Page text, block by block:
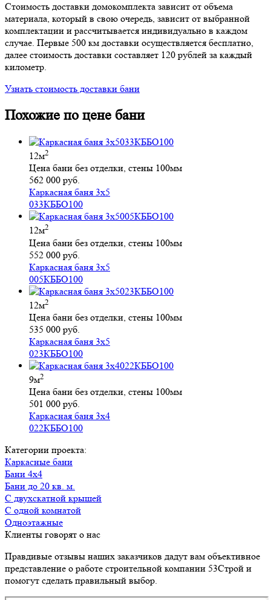
Стоимость доставки домокомплекта зависит от объема
материала, который в свою очередь, зависит от выбранной
комплектации и рассчитывается индивидуально в каждом
случае. Первые 500 км доставки осуществляется бесплатно,
далее стоимость доставки составляет 120 рублей за каждый
километр.
Узнать стоимость доставки бани
Похожие по цене бани
12м2
Цена бани без отделки, стены 100мм
562 000 руб.
Каркасная баня 3х5
033КББО100
12м2
Цена бани без отделки, стены 100мм
552 000 руб.
Каркасная баня 3х5
005КББО100
12м2
Цена бани без отделки, стены 100мм
535 000 руб.
Каркасная баня 3х5
023КББО100
9м2
Цена бани без отделки, стены 100мм
501 000 руб.
Каркасная баня 3х4
022КББО100
Категории проекта:
Каркасные бани
Бани 4х4
Бани до 20 кв. м.
с двухскатной крышей
с одной комнатой
Одноэтажные
Клиенты говорят о нас
Правдивые отзывы наших заказчиков дадут вам объективное
представление о работе строительной компании 53Строй и
помогут сделать правильный выбор.